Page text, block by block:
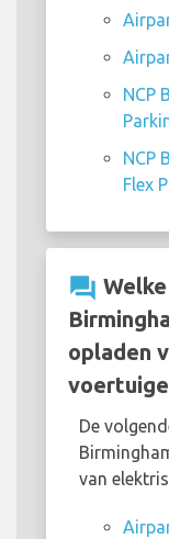
NCP
NCP
Flex
question_answer
opladen
De
van